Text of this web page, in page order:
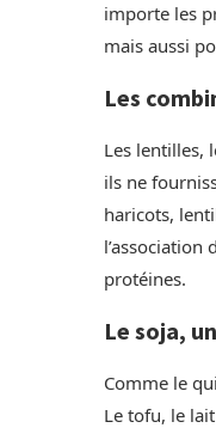
importe les
mais aussi
Les
Les lentilles,
ils ne
haricots,
protéines.
Le soja,
Comme le
Le tofu, le